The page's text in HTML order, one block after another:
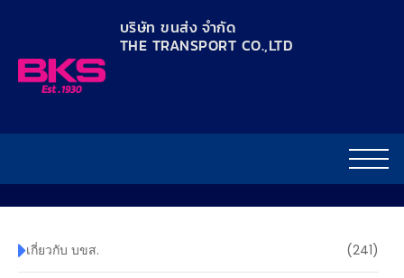
บริษัท ขนส่ง จำกัด
THE TRANSPORT CO.,LTD​
เกี่ยวกับ บขส. (241)